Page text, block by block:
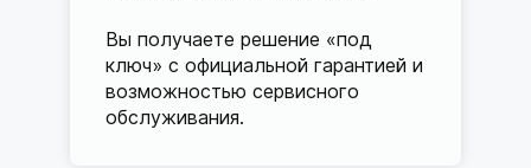
Вы получаете решение «под
ключ» с официальной гарантией и
возможностью сервисного
обслуживания.